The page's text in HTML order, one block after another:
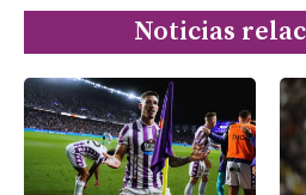
Noticias